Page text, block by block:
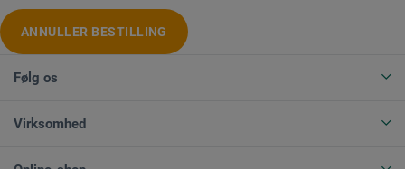
ANNULLER BESTILLING
Følg os
Virksomhed